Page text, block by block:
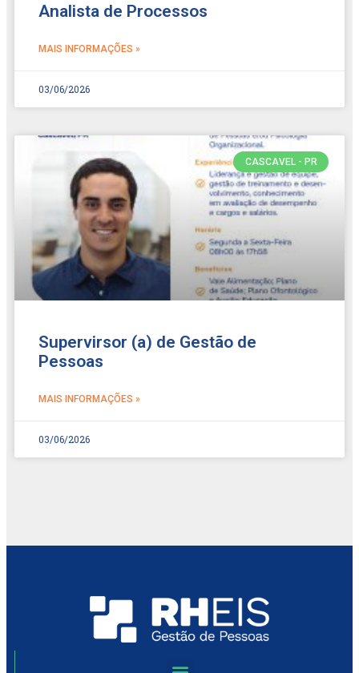
Analista de Processos
MAIS INFORMAÇÕES »
03/06/2026
CASCAVEL - PR
Supervirsor (a) de Gestão de
Pessoas
MAIS INFORMAÇÕES »
03/06/2026